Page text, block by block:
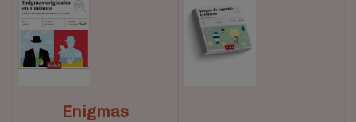
Enigmas